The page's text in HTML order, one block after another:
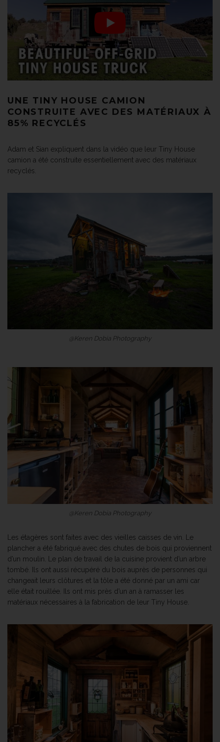
UNE TINY HOUSE CAMION
CONSTRUITE AVEC DES MATÉRIAUX À
85% RECYCLÉS
Adam et Sian expliquent dans la vidéo que leur Tiny House
camion a été construite essentiellement avec des matériaux
recyclés.
@Keren Dobia Photography
@Keren Dobia Photography
Les étagères sont faites avec des vieilles caisses de vin. Le
plancher a été fabriqué avec des chutes de bois qui proviennent
d’un moulin. Le plan de travail de la cuisine provient d’un arbre
tombé. Ils ont aussi récupéré du bois auprès de personnes qui
changeait leurs clôtures et la tôle a été donné par un ami car
elle était rouillée. Ils ont mis près d’un an à ramasser les
matériaux nécessaires à la fabrication de leur Tiny House.